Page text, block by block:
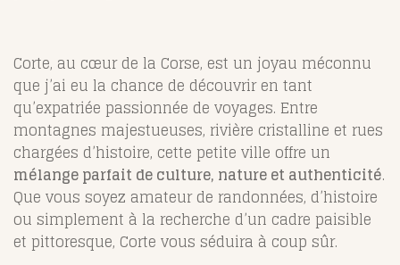
Corte, au cœur de la Corse, est un joyau méconnu
que j’ai eu la chance de découvrir en tant
qu’expatriée passionnée de voyages. Entre
montagnes majestueuses, rivière cristalline et rues
chargées d’histoire, cette petite ville offre un
mélange parfait de culture, nature et authenticité.
Que vous soyez amateur de randonnées, d’histoire
ou simplement à la recherche d’un cadre paisible
et pittoresque, Corte vous séduira à coup sûr.